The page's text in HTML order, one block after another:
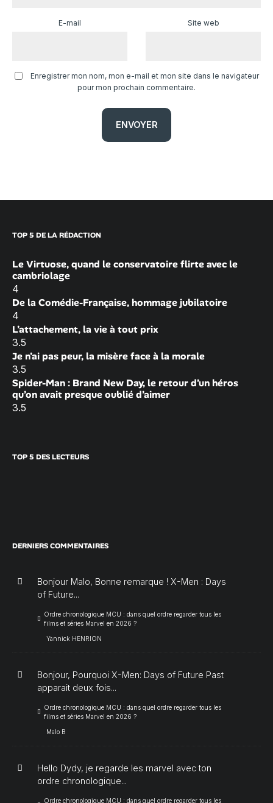
E-mail Site web
Enregistrer mon nom, mon e-mail et mon site dans le navigateur
pour mon prochain commentaire.
TOP 5 DE LA RÉDACTION
Le Virtuose, quand le conservatoire flirte avec le
cambriolage
4
De la Comédie-Française, hommage jubilatoire
4
L’attachement, la vie à tout prix
3.5
Je n’ai pas peur, la misère face à la morale
3.5
Spider-Man : Brand New Day, le retour d’un héros
qu’on avait presque oublié d’aimer
3.5
TOP 5 DES LECTEURS
DERNIERS COMMENTAIRES
Bonjour Malo, Bonne remarque ! X-Men : Days
of Future...
Ordre chronologique MCU : dans quel ordre regarder tous les
films et séries Marvel en 2026 ?
Yannick HENRION
Bonjour, Pourquoi X-Men: Days of Future Past
apparait deux fois...
Ordre chronologique MCU : dans quel ordre regarder tous les
films et séries Marvel en 2026 ?
Malo B
Hello Dydy, je regarde les marvel avec ton
ordre chronologique...
Ordre chronologique MCU : dans quel ordre regarder tous les